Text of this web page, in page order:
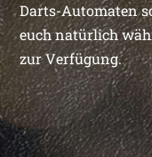
Darts-Automaten
euch natürlich
zur Verfügung.